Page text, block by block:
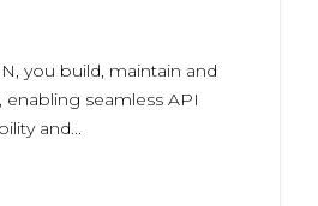
you build, maintain and
seamless API
and...